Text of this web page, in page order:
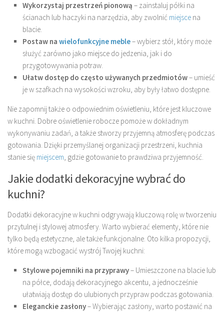
Wykorzystaj przestrzeń pionową – zainstaluj półki na
ścianach lub haczyki na narzędzia, aby zwolnić miejsce na
blacie.
Postaw na wielofunkcyjne meble– wybierz stół, który może
służyć zarówno jako miejsce do jedzenia, jak i do
przygotowywania potraw.
Ułatw dostęp do często używanych przedmiotów– umieść
je w szafkach na wysokości wzroku, aby były łatwo dostępne.
Nie zapomnij także o odpowiednim oświetleniu, które jest kluczowe
w kuchni. Dobre oświetlenie robocze pomoże w dokładnym
wykonywaniu zadań, a także stworzy przyjemną atmosferę podczas
gotowania. Dzięki przemyślanej organizacji przestrzeni, kuchnia
stanie się miejscem, gdzie gotowanie to prawdziwa przyjemność.
Jakie dodatki dekoracyjne wybrać do
kuchni?
Dodatki dekoracyjne w kuchni odgrywają kluczową rolę w tworzeniu
przytulnej i stylowej atmosfery. Warto wybierać elementy, które nie
tylko będą estetyczne, ale także funkcjonalne. Oto kilka propozycji,
które mogą wzbogacić wystrój Twojej kuchni:
Stylowe pojemniki na przyprawy– Umieszczone na blacie lub
na półce, dodają dekoracyjnego akcentu, a jednocześnie
ułatwiają dostęp do ulubionych przypraw podczas gotowania.
Eleganckie zasłony– Wybierając zasłony, warto postawić na